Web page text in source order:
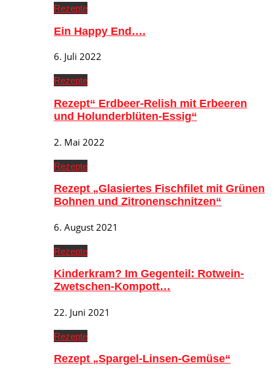
Rezepte
Ein Happy End….
6. Juli 2022
Rezepte
Rezept“ Erdbeer-Relish mit Erbeeren
und Holunderblüten-Essig“
2. Mai 2022
Rezepte
Rezept „Glasiertes Fischfilet mit Grünen
Bohnen und Zitronenschnitzen“
6. August 2021
Rezepte
Kinderkram? Im Gegenteil: Rotwein-
Zwetschen-Kompott…
22. Juni 2021
Rezepte
Rezept „Spargel-Linsen-Gemüse“